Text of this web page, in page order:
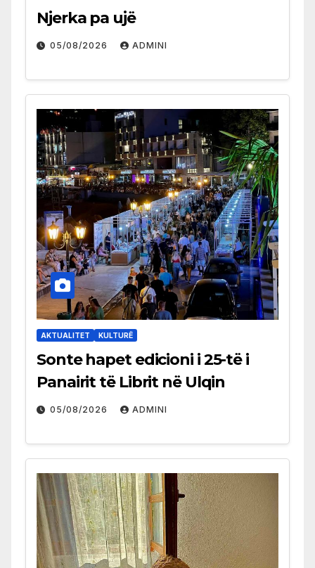
Njerka pa ujë
05/08/2026 ADMINI
AKTUALITET KULTURË
Sonte hapet edicioni i 25-të i
Panairit të Librit në Ulqin
05/08/2026 ADMINI